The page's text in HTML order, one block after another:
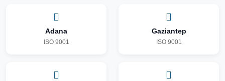
Adana
ISO 9001
Gaziantep
ISO 9001